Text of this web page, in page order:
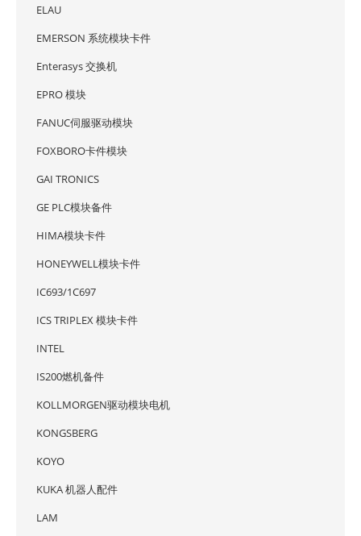
ELAU
EMERSON 系统模块卡件
Enterasys 交换机
EPRO 模块
FANUC伺服驱动模块
FOXBORO卡件模块
GAI TRONICS
GE PLC模块备件
HIMA模块卡件
HONEYWELL模块卡件
IC693/1C697
ICS TRIPLEX 模块卡件
INTEL
IS200燃机备件
KOLLMORGEN驱动模块电机
KONGSBERG
KOYO
KUKA 机器人配件
LAM